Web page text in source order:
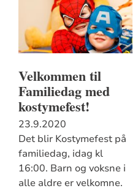
Velkommen til
Familiedag med
kostymefest!
23.9.2020
Det blir Kostymefest på
familiedag, idag kl
16:00. Barn og voksne i
alle aldre er velkomne.